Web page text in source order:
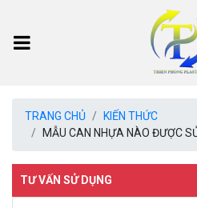
TRANG CHỦ
KIẾN THỨC
MẪU CAN NHỰA NÀO ĐƯỢC
TƯ VẤN SỬ DỤNG